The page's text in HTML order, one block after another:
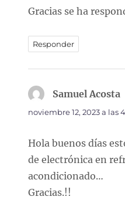
Gracias se ha
Responder
Samuel Acosta
noviembre 12, 2023 a las
Hola buenos días
de electrónica en
acondicionado…
Gracias.!!